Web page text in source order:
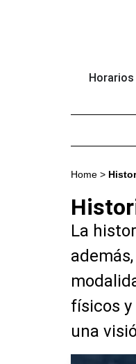
Home >
La
físicos
una